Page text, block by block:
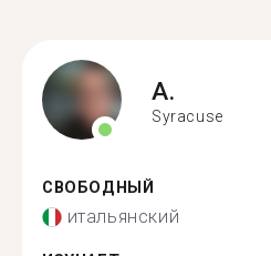
A.
Syracuse
СВОБОДНЫЙ
итальянский